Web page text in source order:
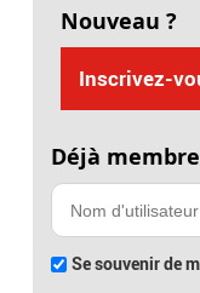
Nouveau ?
Inscrivez-
Déjà
Se souvenir de